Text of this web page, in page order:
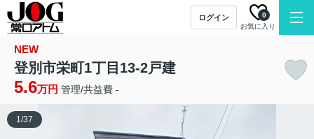
ログイン
お気に入り
0
NEW
登別市栄町1丁目13-2戸建
5.6万円 管理/共益費 -
1/37